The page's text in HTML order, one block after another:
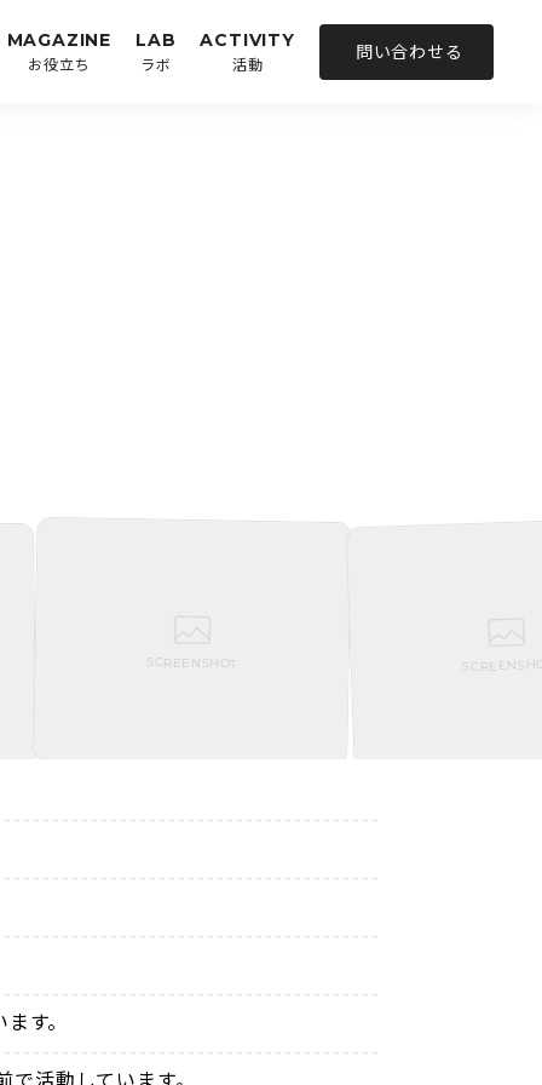
MAGAZINE
お役立ち
LAB
ラボ
ACTIVITY
活動
問い合わせる
SCREENSHOT SCREENSHOT
す。